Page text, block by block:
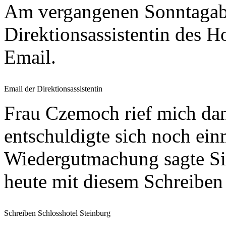
Am vergangenen
Direktionsassistentin des
Email.
Email der Direktionsassistentin
Frau Czemoch rief mich
entschuldigte sich noch
Wiedergutmachung sagte
heute mit diesem
Schreiben Schlosshotel Steinburg